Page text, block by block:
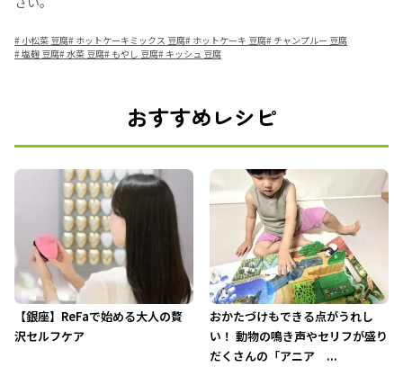
# 小松菜 豆腐# ホットケーキミックス 豆腐# ホットケーキ 豆腐# チャンプルー 豆腐
#塩麹 豆腐#水菜 豆腐# もやし 豆腐# キッシュ 豆腐
おすすめレシピ
【銀座】ReFaで始める大人の贅
沢セルフケア
おかたづけもできる点がうれし
い！ 動物の鳴き声やセリフが盛り
だくさんの「アニア ...